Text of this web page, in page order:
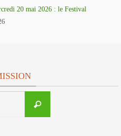
20 mai 2026 : le Festival
Recherche